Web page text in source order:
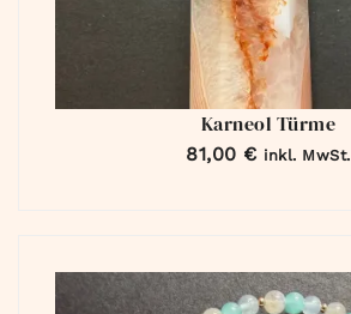
Karneol Türme
81,00 € inkl. MwSt.